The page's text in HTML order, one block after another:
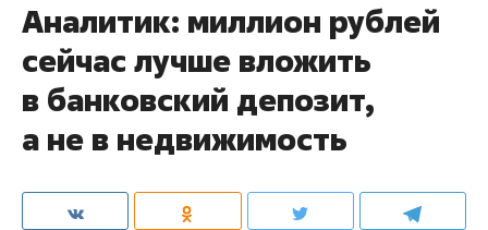
Аналитик: миллион рублей
сейчас лучше вложить
в банковский депозит,
а не в недвижимость